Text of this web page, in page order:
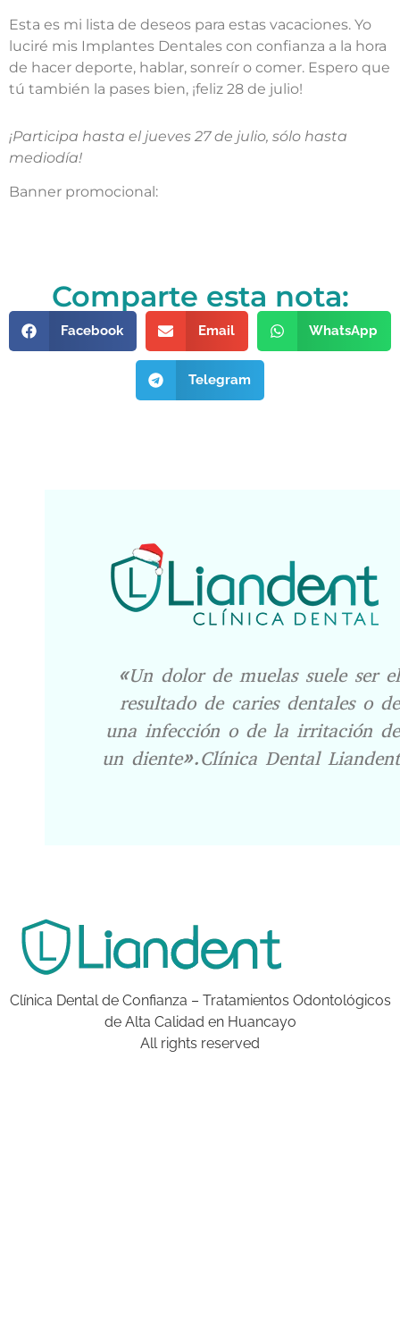
Esta es mi lista de deseos para estas vacaciones. Yo
luciré mis Implantes Dentales con confianza a la hora
de hacer deporte, hablar, sonreír o comer. Espero que
tú también la pases bien, ¡feliz 28 de julio!
¡Participa hasta el jueves 27 de julio, sólo hasta
mediodía!
Banner promocional:
Comparte esta nota:
Facebook Email WhatsApp
Telegram
«Un dolor de muelas suele ser el
resultado de caries dentales o de
una infección o de la irritación de
un diente».Clínica Dental Liandent
Clínica Dental de Confianza – Tratamientos Odontológicos
de Alta Calidad en Huancayo
All rights reserved